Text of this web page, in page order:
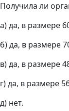
Получила ли
а) да, в размере
б) да, в размере
в) да, в размере
г) да, в размере
д) нет.